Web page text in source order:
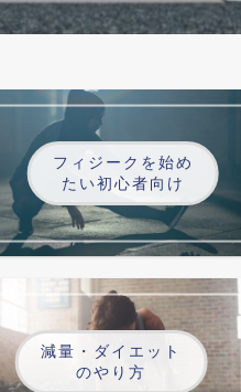
フィジークを始め
たい初心者向け
減量・ダイエット
のやり方